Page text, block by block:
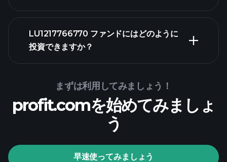
LU1217766770 ファンドにはどのように
投資できますか？
まずは利用してみましょう！
profit.comを始めてみましょ
う
早速使ってみましょう